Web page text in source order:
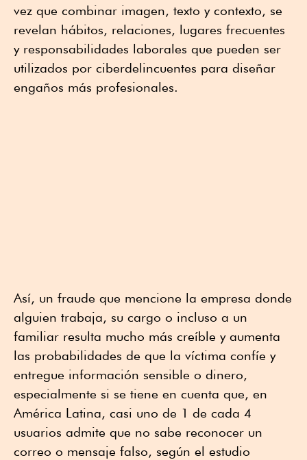
vez que combinar imagen, texto y contexto, se
revelan hábitos, relaciones, lugares frecuentes
y responsabilidades laborales que pueden ser
utilizados por ciberdelincuentes para diseñar
engaños más profesionales.
Así, un fraude que mencione la empresa donde
alguien trabaja, su cargo o incluso a un
familiar resulta mucho más creíble y aumenta
las probabilidades de que la víctima confíe y
entregue información sensible o dinero,
especialmente si se tiene en cuenta que, en
América Latina, casi uno de 1 de cada 4
usuarios admite que no sabe reconocer un
correo o mensaje falso, según el estudio